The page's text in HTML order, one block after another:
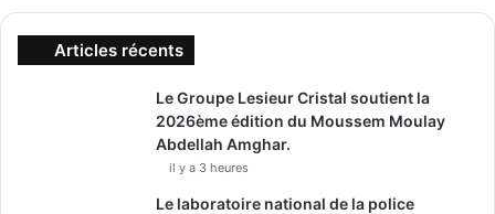
Articles récents
Le Groupe Lesieur Cristal soutient la
2026ème édition du Moussem Moulay
Abdellah Amghar.
il y a 3 heures
Le laboratoire national de la police